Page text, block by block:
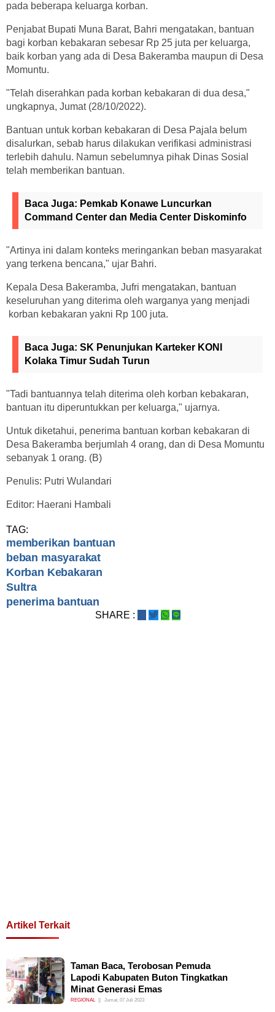
pada beberapa keluarga korban.
Penjabat Bupati Muna Barat, Bahri mengatakan, bantuan
bagi korban kebakaran sebesar Rp 25 juta per keluarga,
baik korban yang ada di Desa Bakeramba maupun di Desa
Momuntu.
"Telah diserahkan pada korban kebakaran di dua desa,"
ungkapnya, Jumat (28/10/2022).
Bantuan untuk korban kebakaran di Desa Pajala belum
disalurkan, sebab harus dilakukan verifikasi administrasi
terlebih dahulu. Namun sebelumnya pihak Dinas Sosial
telah memberikan bantuan.
Baca Juga: Pemkab Konawe Luncurkan
Command Center dan Media Center Diskominfo
"Artinya ini dalam konteks meringankan beban masyarakat
yang terkena bencana," ujar Bahri.
Kepala Desa Bakeramba, Jufri mengatakan, bantuan
keseluruhan yang diterima oleh warganya yang menjadi
korban kebakaran yakni Rp 100 juta.
Baca Juga: SK Penunjukan Karteker KONI
Kolaka Timur Sudah Turun
"Tadi bantuannya telah diterima oleh korban kebakaran,
bantuan itu diperuntukkan per keluarga," ujarnya.
Untuk diketahui, penerima bantuan korban kebakaran di
Desa Bakeramba berjumlah 4 orang, dan di Desa Momuntu
sebanyak 1 orang. (B)
Penulis: Putri Wulandari
Editor: Haerani Hambali
TAG:
memberikan bantuan
beban masyarakat
Korban Kebakaran
Sultra
penerima bantuan
SHARE :
Artikel Terkait
Taman Baca, Terobosan Pemuda
Lapodi Kabupaten Buton Tingkatkan
Minat Generasi Emas
REGIONAL Jumat, 07 Juli 2023